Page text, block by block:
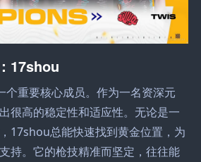
17shou
重要核心成员。作为一名资深元
很高的稳定性和适应性。无论是一
17shou总能快速找到黄金位置，为
持。它的枪技精准而坚定，往往能